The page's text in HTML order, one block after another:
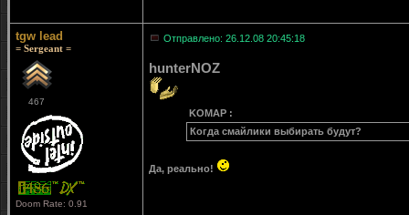
tgw lead
= Sergeant =
467
Doom Rate: 0.91
Отправлено: 26.12.08 20:45:18
hunterNOZ
KOMAP :
Когда смайлики выбирать будут?
Да, реально!